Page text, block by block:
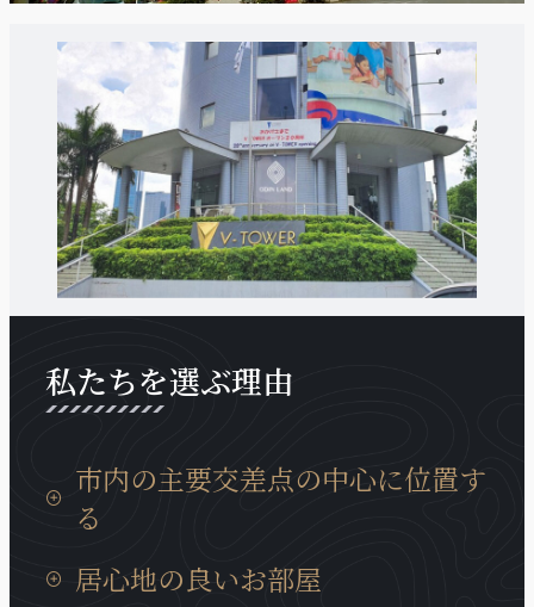
私たちを選ぶ理由
市内の主要交差点の中心に位置す
る
タンロン工業団地までの移動時間は15分、イノバイ
国際空港までは30分と通勤等にも非常に便利な場所
居心地の良いお部屋